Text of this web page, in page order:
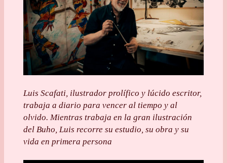
Luis Scafati, ilustrador prolífico y lúcido escritor,
trabaja a diario para vencer al tiempo y al
olvido. Mientras trabaja en la gran ilustración
del Buho, Luis recorre su estudio, su obra y su
vida en primera persona